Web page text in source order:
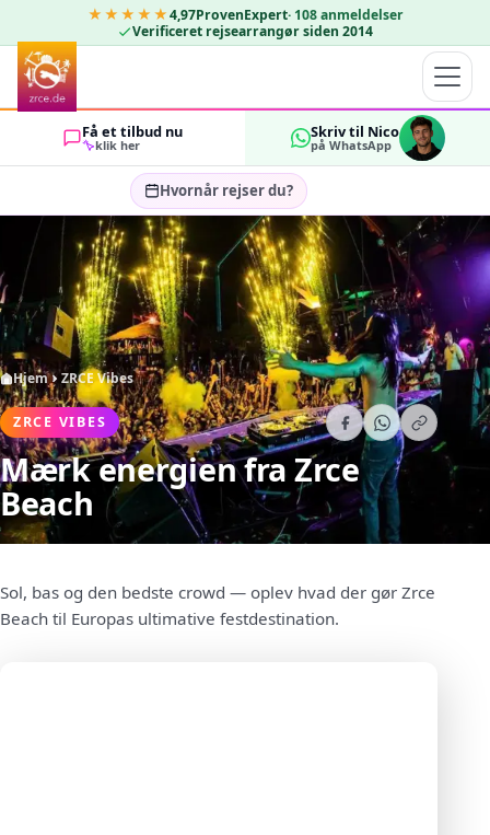
★★★★★4,97ProvenExpert· 108 anmeldelser
Verificeret rejsearrangør siden 2014
Få et tilbud nu
klik her
Skriv til Nico
på WhatsApp
Hvornår rejser du?
Vælg rejsedatoer…
GÆSTER
2 OK
Hjem ZRCE Vibes
ZRCE VIBES
Mærk energien fra Zrce
Beach
Sol, bas og den bedste crowd — oplev hvad der gør Zrce
Beach til Europas ultimative festdestination.